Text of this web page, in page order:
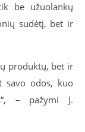
be užuolankų
sudėtį, bet ir
produktų, bet ir
savo odos, kuo
– pažymi J.